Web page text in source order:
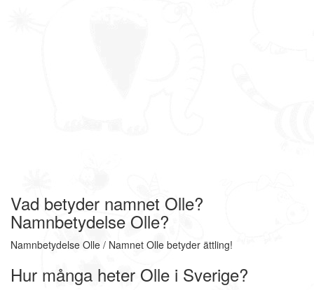
Vad betyder namnet Olle?
Namnbetydelse Olle?
Namnbetydelse Olle / Namnet Olle betyder ättling!
Hur många heter Olle i Sverige?